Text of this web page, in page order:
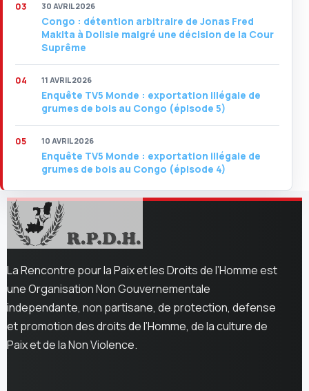
30 AVRIL 2026
Congo : détention arbitraire de Jonas Fred
Makita à Dolisie malgré une décision de la Cour
Suprême
11 AVRIL 2026
Enquête TV5 Monde : exportation illégale de
grumes de bois au Congo (épisode 5)
10 AVRIL 2026
Enquête TV5 Monde : exportation illégale de
grumes de bois au Congo (épisode 4)
La Rencontre pour la Paix et les Droits de l’Homme est
une Organisation Non Gouvernementale
independante, non partisane, de protection, defense
et promotion des droits de l’Homme, de la culture de
Paix et de la Non Violence.